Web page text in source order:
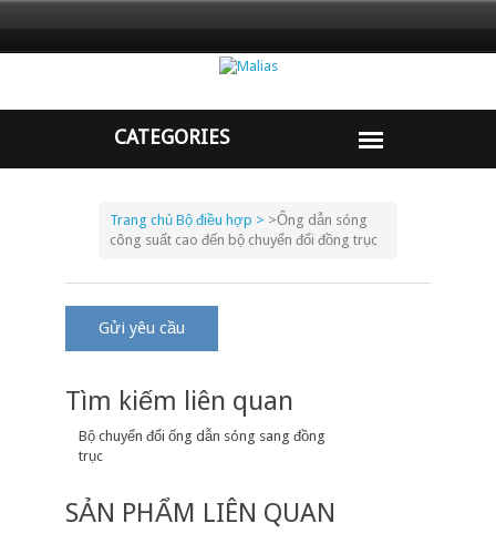
Trang chủ Bộ điều hợp > >Ống dẫn sóng
công suất cao đến bộ chuyển đổi đồng trục
Gửi yêu cầu
Tìm kiếm liên quan
Bộ chuyển đổi ống dẫn sóng sang đồng
trục
SẢN PHẨM LIÊN QUAN